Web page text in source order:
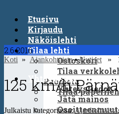
Etusivu
Kirjaudu
Näköislehti
Tilaa lehti
Ostoskori
Tilaa
Puodista
Tilaa
Yhteystiedot
Yhteystiedot
Jätä mainos
2.6.2016
Koti » Ajankohtaista•Uutiset »
125 km/h
Julkaistu kategoriassa:Ajankohtaista